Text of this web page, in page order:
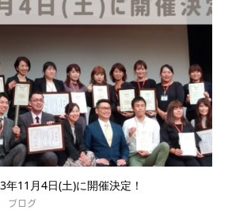
11月4日(土)に開催決定！
ブログ